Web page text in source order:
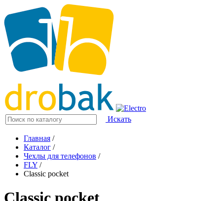
Искать
Главная /
Каталог /
Чехлы для телефонов /
FLY /
Classic pocket